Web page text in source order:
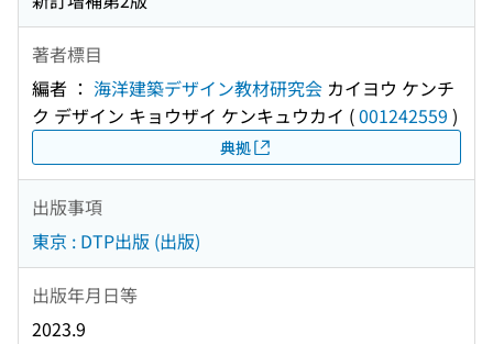
著者標目
編者 ： 海洋建築デザイン教材研究会 カイヨウ ケンチ
ク デザイン キョウザイ ケンキュウカイ (001242559 )
典拠
出版事項
東京 : DTP出版 (出版)
出版年月日等
2023.9